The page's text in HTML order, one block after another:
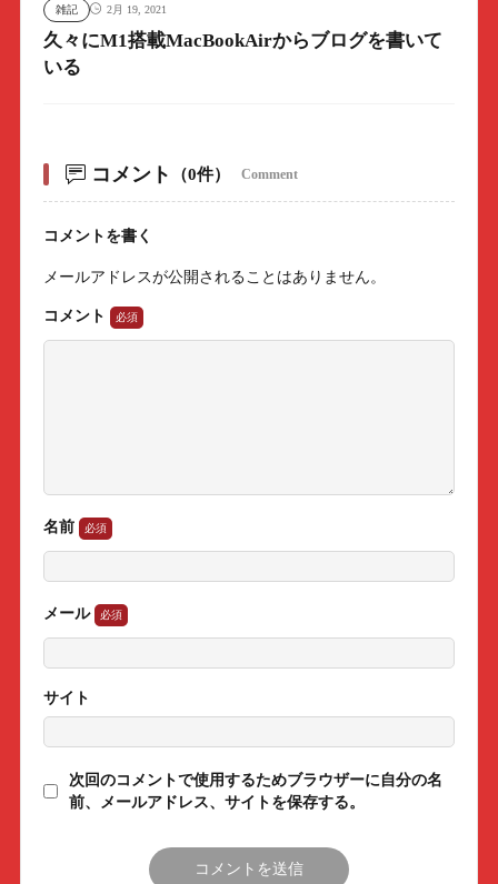
雑記 2月 19, 2021
久々にM1搭載MacBookAirからブログを書いて
いる
コメント （0件） Comment
コメントを書く
メールアドレスが公開されることはありません。
コメント
名前
メール
サイト
次回のコメントで使用するためブラウザーに自分の名
前、メールアドレス、サイトを保存する。